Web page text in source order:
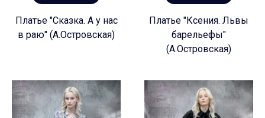
Платье "Сказка. А у нас
в раю" (А.Островская)
Платье "Ксения. Львы
барельефы"
(А.Островская)